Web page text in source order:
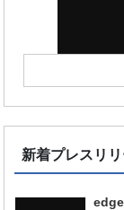
新着プレスリ